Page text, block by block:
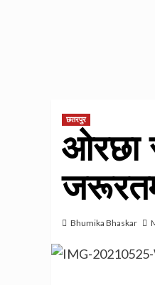
छतरपुर
ओरछा
Bhumika Bhaskar